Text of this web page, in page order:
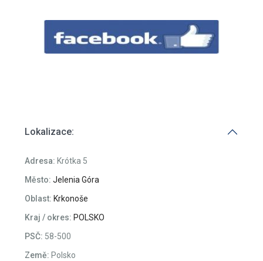
Lokalizace:
Adresa: Krótka 5
Město: Jelenia Góra
Oblast: Krkonoše
Kraj / okres: POLSKO
PSČ: 58-500
Země: Polsko